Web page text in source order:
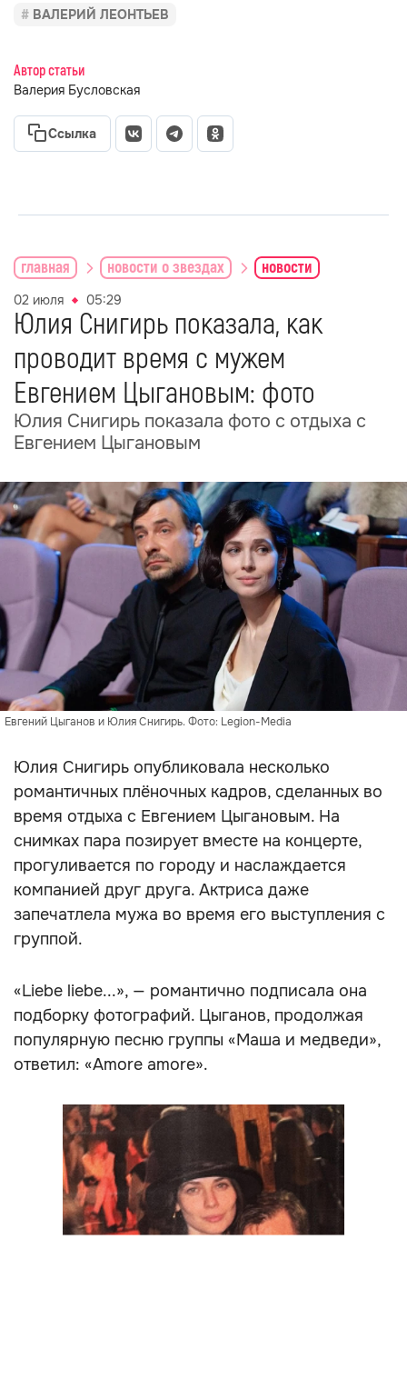
ВАЛЕРИЙ ЛЕОНТЬЕВ
Автор статьи
Валерия Бусловская
Ссылка
главная новости о звездах новости
02 июля 05:29
Юлия Снигирь показала, как
проводит время с мужем
Евгением Цыгановым: фото
Юлия Снигирь показала фото с отдыха с
Евгением Цыгановым
Евгений Цыганов и Юлия Снигирь. Фото: Legion-Media
Юлия Снигирь опубликовала несколько
романтичных плёночных кадров, сделанных во
время отдыха с Евгением Цыгановым. На
снимках пара позирует вместе на концерте,
прогуливается по городу и наслаждается
компанией друг друга. Актриса даже
запечатлела мужа во время его выступления с
группой.
«Liebe liebe...», — романтично подписала она
подборку фотографий. Цыганов, продолжая
популярную песню группы «Маша и медведи»,
ответил: «Amore amore».